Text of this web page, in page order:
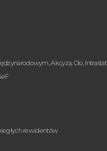
Akcyza, Cło, Intrastat
rewidentów